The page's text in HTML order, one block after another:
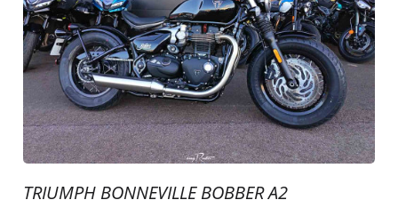
TRIUMPH BONNEVILLE BOBBER A2